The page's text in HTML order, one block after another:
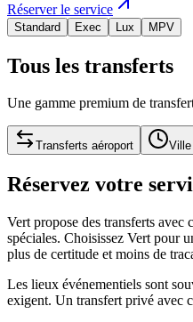
Réserver le service
Standard Exec Lux MPV
Tous les transferts
Une gamme premium de
Transferts aéroport
Réservez votre
Vert propose des transferts
spéciales. Choisissez Vert pour
plus de certitude et moins de
Les lieux événementiels sont
exigent. Un transfert privé avec